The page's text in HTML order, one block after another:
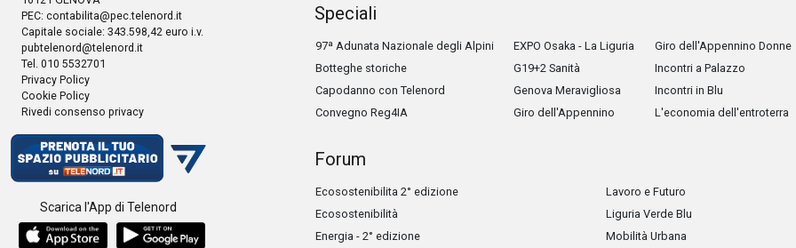
PEC: contabilita@pec.telenord.it
Capitale sociale: 343.598,42 euro i.v.
pubtelenord@telenord.it
Tel. 010 5532701
Privacy Policy
Cookie Policy
Rivedi consenso privacy
Scarica l'App di Telenord
Speciali
97ª Adunata Nazionale degli Alpini
Botteghe storiche
Capodanno con Telenord
Convegno Reg4IA
EXPO Osaka - La Liguria
G19+2 Sanità
Genova Meravigliosa
Giro dell'Appennino
Giro dell'Appennino Donne
Incontri a Palazzo
Incontri in Blu
L'economia dell'entroterra
Forum
Ecosostenibilita 2° edizione
Ecosostenibilità
Energia - 2° edizione
Lavoro e Futuro
Liguria Verde Blu
Mobilità Urbana